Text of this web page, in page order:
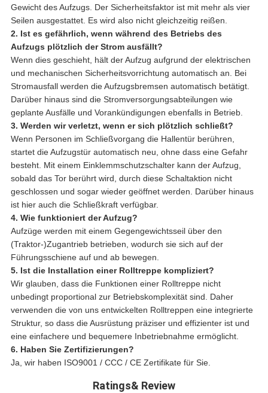
Gewicht des Aufzugs. Der Sicherheitsfaktor ist mit mehr als vier
Seilen ausgestattet. Es wird also nicht gleichzeitig reißen.
2. Ist es gefährlich, wenn während des Betriebs des
Aufzugs plötzlich der Strom ausfällt?
Wenn dies geschieht, hält der Aufzug aufgrund der elektrischen
und mechanischen Sicherheitsvorrichtung automatisch an. Bei
Stromausfall werden die Aufzugsbremsen automatisch betätigt.
Darüber hinaus sind die Stromversorgungsabteilungen wie
geplante Ausfälle und Vorankündigungen ebenfalls in Betrieb.
3. Werden wir verletzt, wenn er sich plötzlich schließt?
Wenn Personen im Schließvorgang die Hallentür berühren,
startet die Aufzugstür automatisch neu, ohne dass eine Gefahr
besteht. Mit einem Einklemmschutzschalter kann der Aufzug,
sobald das Tor berührt wird, durch diese Schaltaktion nicht
geschlossen und sogar wieder geöffnet werden. Darüber hinaus
ist hier auch die Schließkraft verfügbar.
4. Wie funktioniert der Aufzug?
Aufzüge werden mit einem Gegengewichtsseil über den
(Traktor-)Zugantrieb betrieben, wodurch sie sich auf der
Führungsschiene auf und ab bewegen.
5. Ist die Installation einer Rolltreppe kompliziert?
Wir glauben, dass die Funktionen einer Rolltreppe nicht
unbedingt proportional zur Betriebskomplexität sind. Daher
verwenden die von uns entwickelten Rolltreppen eine integrierte
Struktur, so dass die Ausrüstung präziser und effizienter ist und
eine einfachere und bequemere Inbetriebnahme ermöglicht.
6. Haben Sie Zertifizierungen?
Ja, wir haben ISO9001 / CCC / CE Zertifikate für Sie.
Ratings& Review